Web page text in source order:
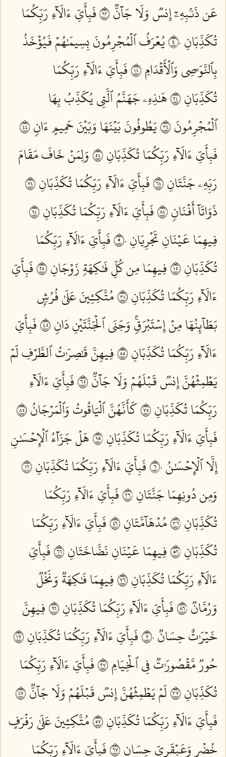
عَن ذَنۢبِهِۦٓ إِنسٞ وَلَا جَآنّٞ ٣٩
فَبِأَيِّ ءَالَآءِ رَبِّكُمَا
تُكَذِّبَانِ ٤٠
يُعۡرَفُ ٱلۡمُجۡرِمُونَ بِسِيمَٰهُمۡ فَيُؤۡخَذُ
بِٱلنَّوَٰصِي وَٱلۡأَقۡدَامِ ٤١
فَبِأَيِّ ءَالَآءِ رَبِّكُمَا
تُكَذِّبَانِ ٤٢
هَٰذِهِۦ جَهَنَّمُ ٱلَّتِي يُكَذِّبُ بِهَا
ٱلۡمُجۡرِمُونَ ٤٣
يَطُوفُونَ بَيۡنَهَا وَبَيۡنَ حَمِيمٍ ءَانٖ ٤٤
فَبِأَيِّ ءَالَآءِ رَبِّكُمَا تُكَذِّبَانِ ٤٥
وَلِمَنۡ خَافَ مَقَامَ
رَبِّهِۦ جَنَّتَانِ ٤٦
فَبِأَيِّ ءَالَآءِ رَبِّكُمَا تُكَذِّبَانِ ٤٧
ذَوَاتَآ أَفۡنَانٖ ٤٨
فَبِأَيِّ ءَالَآءِ رَبِّكُمَا تُكَذِّبَانِ ٤٩
فِيهِمَا عَيۡنَانِ تَجۡرِيَانِ ٥٠
فَبِأَيِّ ءَالَآءِ رَبِّكُمَا
تُكَذِّبَانِ ٥١
فِيهِمَا مِن كُلِّ فَٰكِهَةٖ زَوۡجَانِ ٥٢
فَبِأَيِّ
ءَالَآءِ رَبِّكُمَا تُكَذِّبَانِ ٥٣
مُتَّكِـِٔينَ عَلَىٰ فُرُشِۭ
بَطَآئِنُهَا مِنۡ إِسۡتَبۡرَقٖۚ وَجَنَى ٱلۡجَنَّتَيۡنِ دَانٖ ٥٤
فَبِأَيِّ
ءَالَآءِ رَبِّكُمَا تُكَذِّبَانِ ٥٥
فِيهِنَّ قَٰصِرَٰتُ ٱلطَّرۡفِ لَمۡ
يَطۡمِثۡهُنَّ إِنسٞ قَبۡلَهُمۡ وَلَا جَآنّٞ ٥٦
فَبِأَيِّ ءَالَآءِ
رَبِّكُمَا تُكَذِّبَانِ ٥٧
كَأَنَّهُنَّ ٱلۡيَاقُوتُ وَٱلۡمَرۡجَانُ ٥٨
فَبِأَيِّ ءَالَآءِ رَبِّكُمَا تُكَذِّبَانِ ٥٩
هَلۡ جَزَآءُ ٱلۡإِحۡسَٰنِ
إِلَّا ٱلۡإِحۡسَٰنُ ٦٠
فَبِأَيِّ ءَالَآءِ رَبِّكُمَا تُكَذِّبَانِ ٦١
وَمِن دُونِهِمَا جَنَّتَانِ ٦٢
فَبِأَيِّ ءَالَآءِ رَبِّكُمَا
تُكَذِّبَانِ ٦٣
مُدۡهَآمَّتَانِ ٦٤
فَبِأَيِّ ءَالَآءِ رَبِّكُمَا
تُكَذِّبَانِ ٦٥
فِيهِمَا عَيۡنَانِ نَضَّاخَتَانِ ٦٦
فَبِأَيِّ
ءَالَآءِ رَبِّكُمَا تُكَذِّبَانِ ٦٧
فِيهِمَا فَٰكِهَةٞ وَنَخۡلٞ
وَرُمَّانٞ ٦٨
فَبِأَيِّ ءَالَآءِ رَبِّكُمَا تُكَذِّبَانِ ٦٩
فِيهِنَّ
خَيۡرَٰتٌ حِسَانٞ ٧٠
فَبِأَيِّ ءَالَآءِ رَبِّكُمَا تُكَذِّبَانِ ٧١
حُورٞ مَّقۡصُورَٰتٞ فِي ٱلۡخِيَامِ ٧٢
فَبِأَيِّ ءَالَآءِ رَبِّكُمَا
تُكَذِّبَانِ ٧٣
لَمۡ يَطۡمِثۡهُنَّ إِنسٞ قَبۡلَهُمۡ وَلَا جَآنّٞ ٧٤
فَبِأَيِّ ءَالَآءِ رَبِّكُمَا تُكَذِّبَانِ ٧٥
مُتَّكِـِٔينَ عَلَىٰ رَفۡرَفٍ
خُضۡرٖ وَعَبۡقَرِيٍّ حِسَانٖ ٧٦
فَبِأَيِّ ءَالَآءِ رَبِّكُمَا